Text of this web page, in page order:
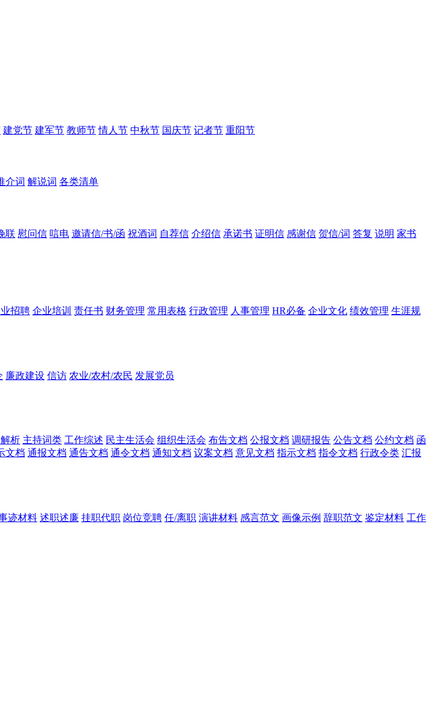
建党节 建军节 教师节 情人节 中秋节 国庆节 记者节 重阳节
介词 解说词 各类清单
联 慰问信 唁电 邀请信/书/函 祝酒词 自荐信 介绍信 承诺书 证明信 感谢信 贺信/词 答复 说明 家书
招聘 企业培训 责任书 财务管理 常用表格 行政管理 人事管理 HR必备 企业文化 绩效管理 生涯规
廉政建设 信访 农业/农村/农民 发展党员
析 主持词类 工作综述 民主生活会 组织生活会 布告文档 公报文档 调研报告 公告文档 公约文档 函
文档 通报文档 通告文档 通令文档 通知文档 议案文档 意见文档 指示文档 指令文档 行政令类 汇报
迹材料 述职述廉 挂职代职 岗位竞聘 任/离职 演讲材料 感言范文 画像示例 辞职范文 鉴定材料 工作